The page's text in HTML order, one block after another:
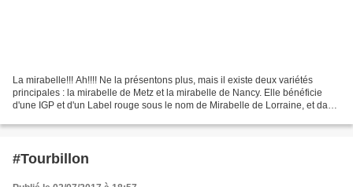
La mirabelle!!! Ah!!!! Ne la présentons plus, mais il existe deux variétés
principales : la mirabelle de Metz et la mirabelle de Nancy. Elle bénéficie
d'une IGP et d'un Label rouge sous le nom de Mirabelle de Lorraine, et dans
#Tourbillon